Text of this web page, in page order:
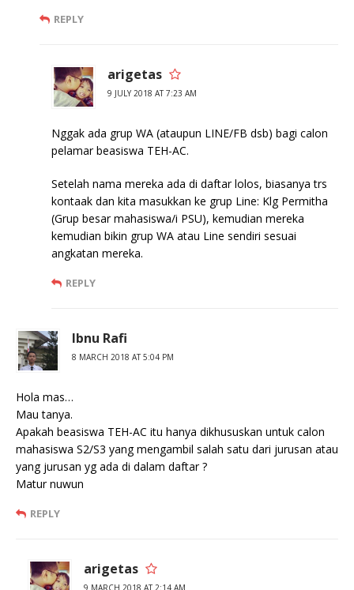
REPLY
arigetas
9 JULY 2018 AT 7:23 AM
Nggak ada grup WA (ataupun LINE/FB dsb) bagi calon
pelamar beasiswa TEH-AC.
Setelah nama mereka ada di daftar lolos, biasanya trs
kontaak dan kita masukkan ke grup Line: Klg Permitha
(Grup besar mahasiswa/i PSU), kemudian mereka
kemudian bikin grup WA atau Line sendiri sesuai
angkatan mereka.
REPLY
Ibnu Rafi
8 MARCH 2018 AT 5:04 PM
Hola mas…
Mau tanya.
Apakah beasiswa TEH-AC itu hanya dikhususkan untuk calon
mahasiswa S2/S3 yang mengambil salah satu dari jurusan atau
yang jurusan yg ada di dalam daftar ?
Matur nuwun
REPLY
arigetas
9 MARCH 2018 AT 2:14 AM